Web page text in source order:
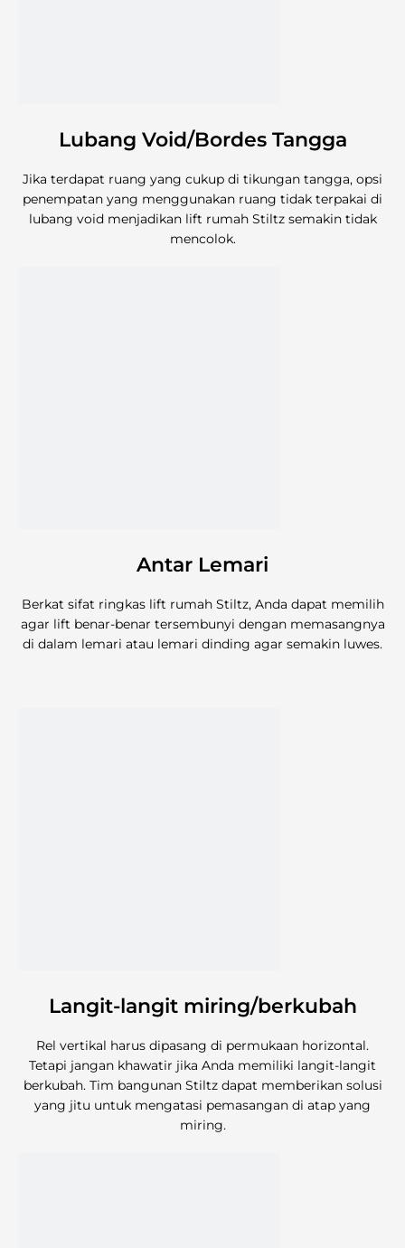
Lubang Void/Bordes Tangga
Jika terdapat ruang yang cukup di tikungan tangga, opsi
penempatan yang menggunakan ruang tidak terpakai di
lubang void menjadikan lift rumah Stiltz semakin tidak
mencolok.
Antar Lemari
Berkat sifat ringkas lift rumah Stiltz, Anda dapat memilih
agar lift benar-benar tersembunyi dengan memasangnya
di dalam lemari atau lemari dinding agar semakin luwes.
Langit-langit miring/berkubah
Rel vertikal harus dipasang di permukaan horizontal.
Tetapi jangan khawatir jika Anda memiliki langit-langit
berkubah. Tim bangunan Stiltz dapat memberikan solusi
yang jitu untuk mengatasi pemasangan di atap yang
miring.